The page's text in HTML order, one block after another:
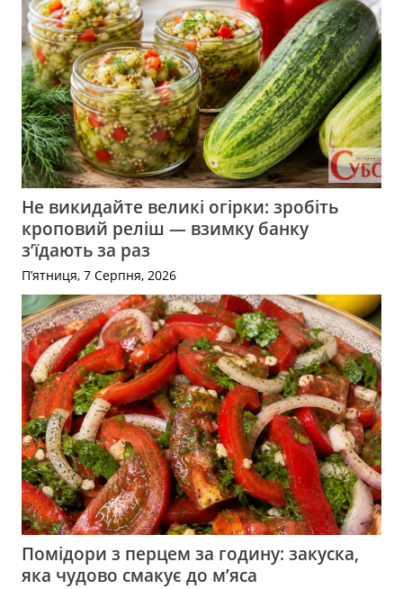
Не викидайте великі огірки: зробіть
кроповий реліш — взимку банку
з’їдають за раз
П’ятниця, 7 Серпня, 2026
Помідори з перцем за годину: закуска,
яка чудово смакує до м’яса